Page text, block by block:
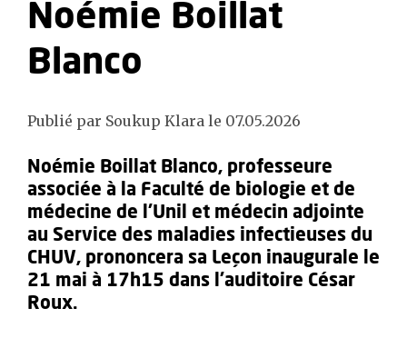
Noémie Boillat
Blanco
Publié par Soukup Klara le 07.05.2026
Noémie Boillat Blanco, professeure
associée à la Faculté de biologie et de
médecine de l'Unil et médecin adjointe
au Service des maladies infectieuses du
CHUV, prononcera sa Leçon inaugurale le
21 mai à 17h15 dans l'auditoire César
Roux.